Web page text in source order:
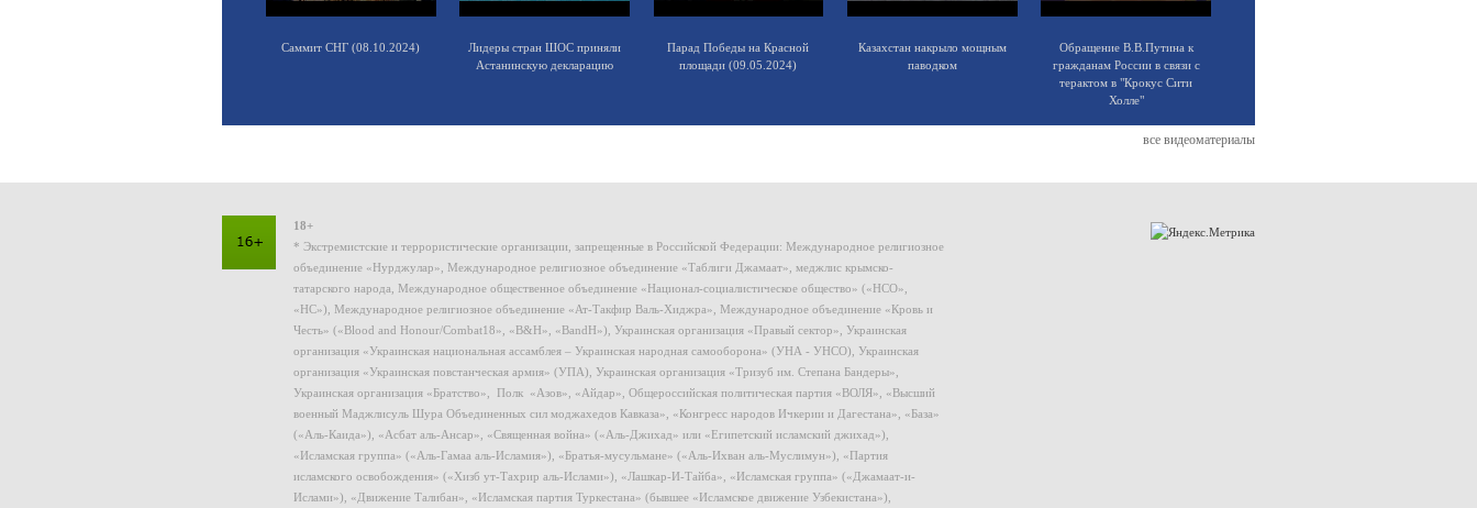
Саммит СНГ (08.10.2024)
Лидеры стран ШОС приняли
Астанинскую декларацию
Парад Победы на Красной
площади (09.05.2024)
Казахстан накрыло мощным
паводком
Обращение В.В.Путина к
гражданам России в связи с
терактом в "Крокус Сити
Холле"
все видеоматериалы
18+
* Экстремистские и террористические организации, запрещенные в Российской Федерации: Международное религиозное
объединение «Нурджулар», Международное религиозное объединение «Таблиги Джамаат», меджлис крымско-
татарского народа, Международное общественное объединение «Национал-социалистическое общество» («НСО»,
«НС»), Международное религиозное объединение «Ат-Такфир Валь-Хиджра», Международное объединение «Кровь и
Честь» («Blood and Honour/Combat18», «B&H», «BandH»), Украинская организация «Правый сектор», Украинская
организация «Украинская национальная ассамблея – Украинская народная самооборона» (УНА - УНСО), Украинская
организация «Украинская повстанческая армия» (УПА), Украинская организация «Тризуб им. Степана Бандеры»,
Украинская организация «Братство», Полк «Азов», «Айдар», Общероссийская политическая партия «ВОЛЯ», «Высший
военный Маджлисуль Шура Объединенных сил моджахедов Кавказа», «Конгресс народов Ичкерии и Дагестана», «База»
(«Аль-Каида»), «Асбат аль-Ансар», «Священная война» («Аль-Джихад» или «Египетский исламский джихад»),
«Исламская группа» («Аль-Гамаа аль-Исламия»), «Братья-мусульмане» («Аль-Ихван аль-Муслимун»), «Партия
исламского освобождения» («Хизб ут-Тахрир аль-Ислами»), «Лашкар-И-Тайба», «Исламская группа» («Джамаат-и-
Ислами»), «Движение Талибан», «Исламская партия Туркестана» (бывшее «Исламское движение Узбекистана»),